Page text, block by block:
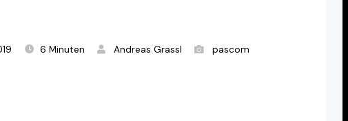
6 Minuten Andreas Grassl pascom